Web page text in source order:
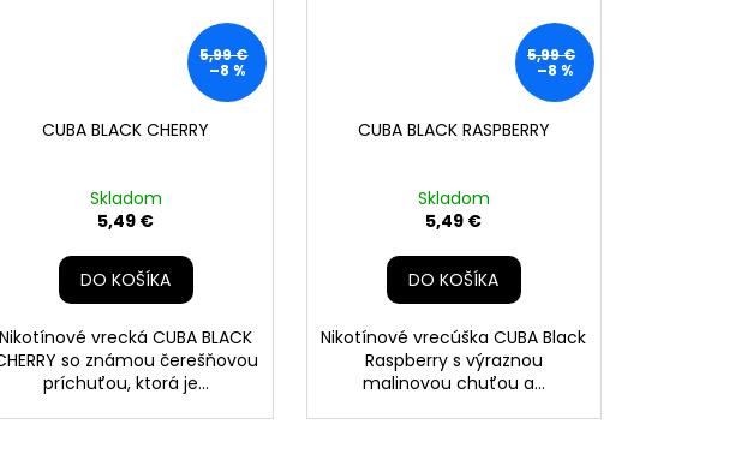
5,99 €
–8 %
CUBA BLACK CHERRY
Skladom
5,49 €
DO KOŠÍKA
Nikotínové vrecká CUBA BLACK
so známou čerešňovou
príchuťou, ktorá je...
5,99 €
–8 %
CUBA BLACK RASPBERRY
Skladom
5,49 €
DO KOŠÍKA
Nikotínové vrecúška CUBA Black
Raspberry s výraznou
malinovou chuťou a...